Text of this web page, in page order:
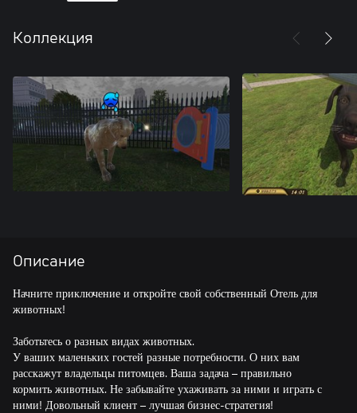
Коллекция
Описание
Начните приключение и откройте свой собственный Отель для
животных!
Заботьтесь о разных видах животных.
У ваших маленьких гостей разные потребности. О них вам
расскажут владельцы питомцев. Ваша задача – правильно
кормить животных. Не забывайте ухаживать за ними и играть с
ними! Довольный клиент – лучшая бизнес-стратегия!